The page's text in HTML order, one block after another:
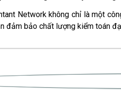
Network không chỉ là một
đảm bảo chất lượng kiểm toán